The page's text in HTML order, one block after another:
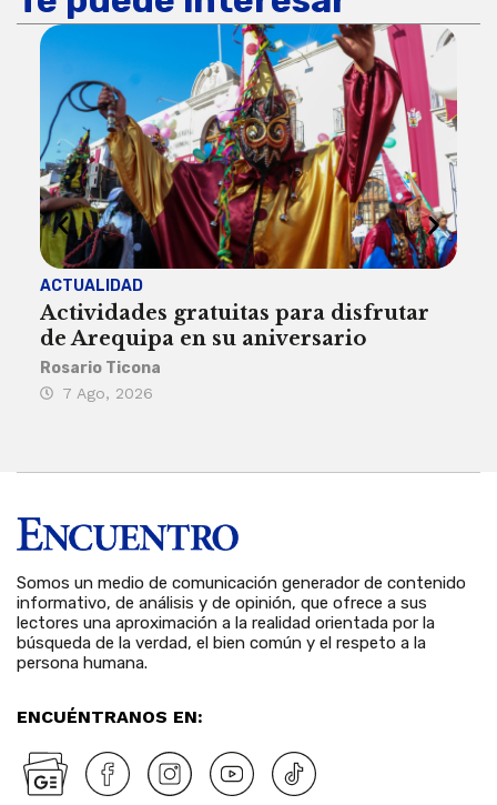
ACTUALIDAD
Actividades gratuitas para disfrutar
de Arequipa en su aniversario
Rosario Ticona
7 Ago, 2026
Somos un medio de comunicación generador de contenido
informativo, de análisis y de opinión, que ofrece a sus
lectores una aproximación a la realidad orientada por la
búsqueda de la verdad, el bien común y el respeto a la
persona humana.
ENCUÉNTRANOS EN: